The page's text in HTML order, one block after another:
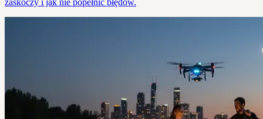
zaskoczy i jak nie popełnić błędów.